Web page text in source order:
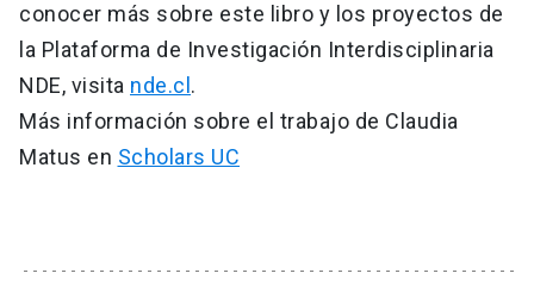
conocer más sobre este libro y los proyectos de
la Plataforma de Investigación Interdisciplinaria
NDE, visita nde.cl .
Más información sobre el trabajo de Claudia
Matus en Scholars UC